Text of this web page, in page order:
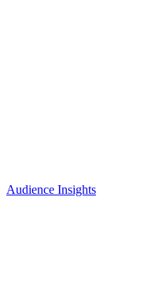
Audience Insights